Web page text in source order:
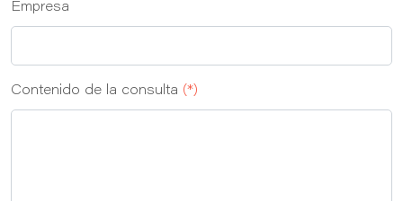
Empresa
Contenido de la consulta (*)